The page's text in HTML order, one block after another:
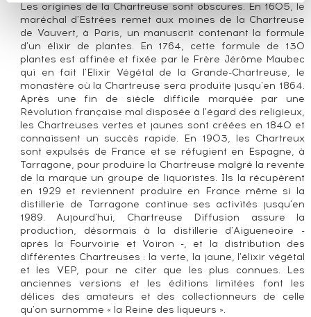
Les origines de la Chartreuse sont obscures. En 1605, le
maréchal d'Estrées remet aux moines de la Chartreuse
de Vauvert, à Paris, un manuscrit contenant la formule
d'un élixir de plantes. En 1764, cette formule de 130
plantes est affinée et fixée par le Frère Jérôme Maubec
qui en fait l'Elixir Végétal de la Grande-Chartreuse, le
monastère où la Chartreuse sera produite jusqu'en 1864.
Après une fin de siècle difficile marquée par une
Révolution française mal disposée à l'égard des religieux,
les Chartreuses vertes et jaunes sont créées en 1840 et
connaissent un succès rapide. En 1903, les Chartreux
sont expulsés de France et se réfugient en Espagne, à
Tarragone, pour produire la Chartreuse malgré la revente
de la marque un groupe de liquoristes. Ils la récupèrent
en 1929 et reviennent produire en France même si la
distillerie de Tarragone continue ses activités jusqu'en
1989. Aujourd'hui, Chartreuse Diffusion assure la
production, désormais à la distillerie d'Aigueneoire -
après la Fourvoirie et Voiron -, et la distribution des
différentes Chartreuses : la verte, la jaune, l'élixir végétal
et les VEP, pour ne citer que les plus connues. Les
anciennes versions et les éditions limitées font les
délices des amateurs et des collectionneurs de celle
qu'on surnomme « la Reine des liqueurs ».